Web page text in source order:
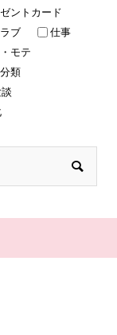
ントカード
ラブ
仕事
モテ
類